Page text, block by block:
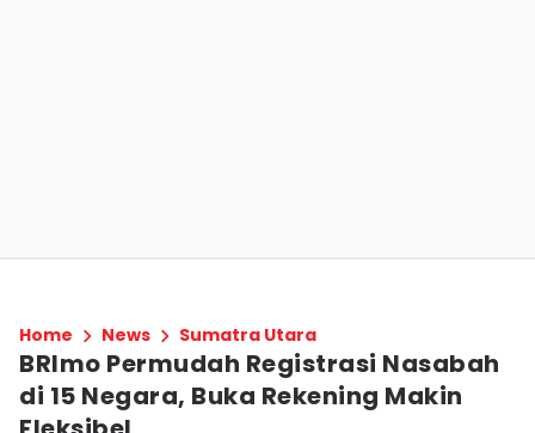
Home News Sumatra Utara
BRImo Permudah Registrasi Nasabah
di 15 Negara, Buka Rekening Makin